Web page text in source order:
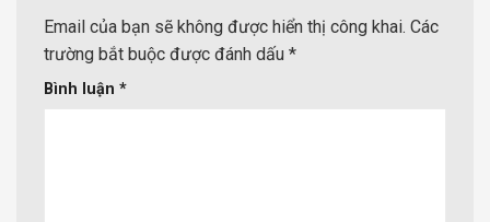
Email của bạn sẽ không được hiển thị công khai. Các
trường bắt buộc được đánh dấu *
Bình luận *